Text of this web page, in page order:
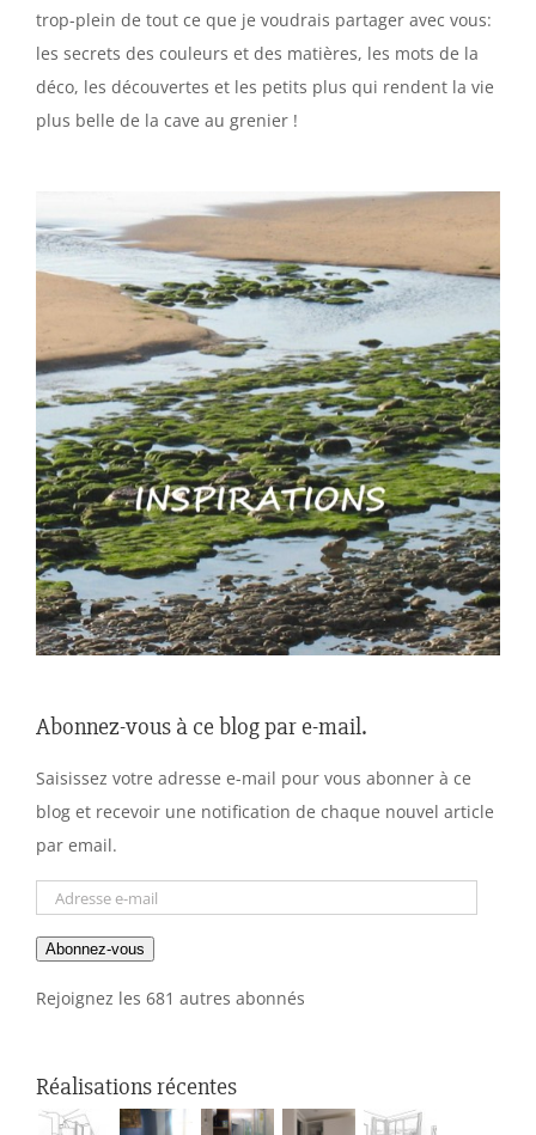
trop-plein de tout ce que je voudrais partager avec vous:
les secrets des couleurs et des matières, les mots de la
déco, les découvertes et les petits plus qui rendent la vie
plus belle de la cave au grenier !
Abonnez-vous à ce blog par e-mail.
Saisissez votre adresse e-mail pour vous abonner à ce
blog et recevoir une notification de chaque nouvel article
par email.
Adresse
mail
Abonnez-vous
Rejoignez les 681 autres abonnés
Réalisations récentes